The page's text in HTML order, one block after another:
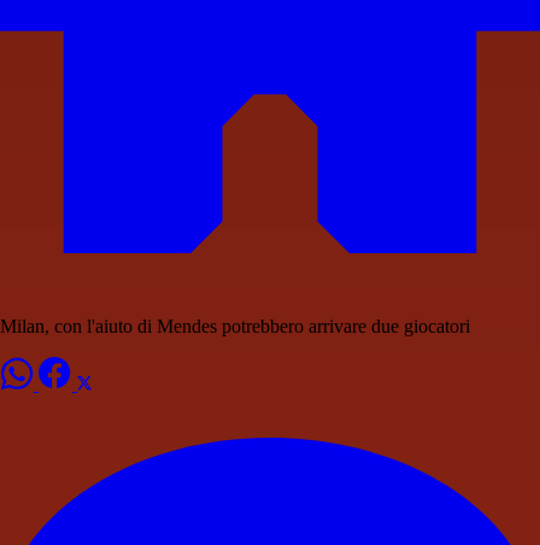
Milan, con l'aiuto di Mendes potrebbero arrivare due giocatori